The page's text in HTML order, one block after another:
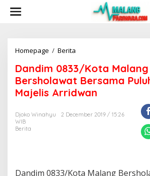
Homepage / Berita
n
d
i
m
8
Dandim 0833/Kota Malang
Bersholawat Bersama
Majelis Arridwan
Djoko Winahyu
2 December 2019 / 15:26
WIB
Berita
Dandim 0833/Kota Malang